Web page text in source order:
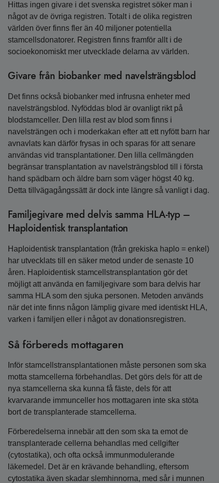
Hittas ingen givare i det svenska registret söker man i
något av de övriga registren. Totalt i de olika registren
världen över finns fler än 40 miljoner potentiella
stamcellsdonatorer. Registren finns framför allt i de
socioekonomiskt mer utvecklade delarna av världen.
Givare från biobanker med navelsträngsblod
Det finns också biobanker med infrusna enheter med
navelsträngsblod. Nyföddas blod är ovanligt rikt på
blodstamceller. Den lilla rest av blod som finns i
navelsträngen och i moderkakan efter att ett nyfött barn har
avnavlats kan därför frysas in och sparas för att senare
användas vid transplantationer. Den lilla cellmängden
begränsar transplantation av navelsträngsblod till i första
hand spädbarn och äldre barn som väger högst 40 kg.
Detta tillvägagångssätt är dock inte längre så vanligt i dag.
Familjegivare med delvis samma HLA-typ –
Haploidentisk transplantation
Haploidentisk transplantation (från grekiska haplo = enkel)
har utvecklats till en säker metod under de senaste 10
åren. Haploidentisk stamcellstransplantation gör det
möjligt att använda en familjegivare som bara delvis har
samma HLA som den sjuka personen. Metoden används
när det inte finns någon lämplig givare med identiskt HLA,
varken i familjen eller i något av donations­registren.
Så förbereds mottagaren
Inför stamcellstransplantationen måste personen som ska
motta stamcellerna förbehandlas. Det görs dels för att de
nya stamcellerna ska kunna få fäste, dels för att
kvarvarande immunceller hos mottagaren inte ska stöta
bort de transplanterade stamcellerna.
Förberedelserna innebär att den som ska ta emot de
transplanterade cellerna behandlas med cellgifter
(cytostatika), och ofta också immunmodulerande
läkemedel. Det är en krävande behandling, eftersom
cytostatika även skadar slemhinnorna, med sår i munnen